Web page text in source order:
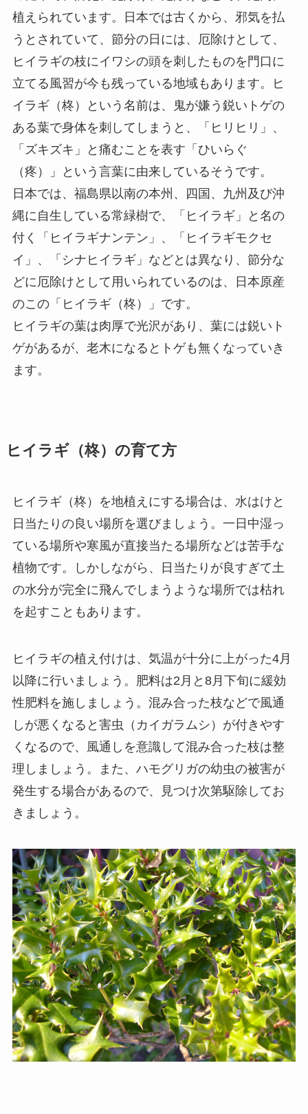
植えられています。日本では古くから、邪気を払
うとされていて、節分の日には、厄除けとして、
ヒイラギの枝にイワシの頭を刺したものを門口に
立てる風習が今も残っている地域もあります。ヒ
イラギ（柊）という名前は、鬼が嫌う鋭いトゲの
ある葉で身体を刺してしまうと、「ヒリヒリ」、
「ズキズキ」と痛むことを表す「ひいらぐ
（疼）」という言葉に由来しているそうです。
日本では、福島県以南の本州、四国、九州及び沖
縄に自生している常緑樹で、「ヒイラギ」と名の
付く「ヒイラギナンテン」、「ヒイラギモクセ
イ」、「シナヒイラギ」などとは異なり、節分な
どに厄除けとして用いられているのは、日本原産
のこの「ヒイラギ（柊）」です。
ヒイラギの葉は肉厚で光沢があり、葉には鋭いト
ゲがあるが、老木になるとトゲも無くなっていき
ます。
ヒイラギ（柊）の育て方
ヒイラギ（柊）を地植えにする場合は、水はけと
日当たりの良い場所を選びましょう。一日中湿っ
ている場所や寒風が直接当たる場所などは苦手な
植物です。しかしながら、日当たりが良すぎて土
の水分が完全に飛んでしまうような場所では枯れ
を起すこともあります。
ヒイラギの植え付けは、気温が十分に上がった4月
以降に行いましょう。肥料は2月と8月下旬に緩効
性肥料を施しましょう。混み合った枝などで風通
しが悪くなると害虫（カイガラムシ）が付きやす
くなるので、風通しを意識して混み合った枝は整
理しましょう。また、ハモグリガの幼虫の被害が
発生する場合があるので、見つけ次第駆除してお
きましょう。